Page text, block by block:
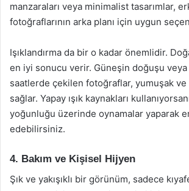
manzaraları veya minimalist tasarımlar,
fotoğraflarının arka planı için uygun
Işıklandırma da bir o kadar önemlidir.
en iyi sonucu verir. Güneşin doğuşu veya
saatlerde çekilen fotoğraflar, yumuşak ve
sağlar. Yapay ışık kaynakları
yoğunluğu üzerinde oynamalar yaparak
edebilirsiniz.
4. Bakım ve Kişisel Hijyen
Şık ve yakışıklı bir görünüm, sadece